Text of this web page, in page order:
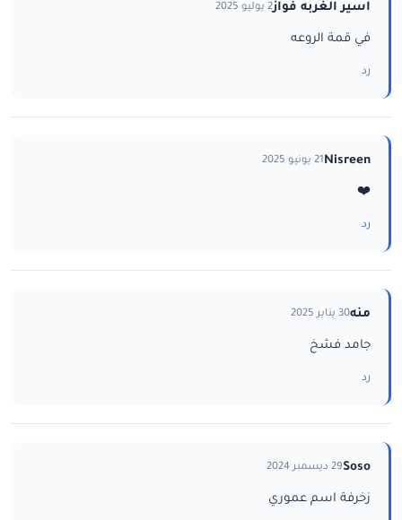
اسير الغربه فواز2 يوليو 2025
في قمة الروعه
رد
Nisreen21 يونيو 2025
❤️
رد
منه30 يناير 2025
جامد فشخ
رد
Soso29 ديسمبر 2024
زخرفة اسم عموري